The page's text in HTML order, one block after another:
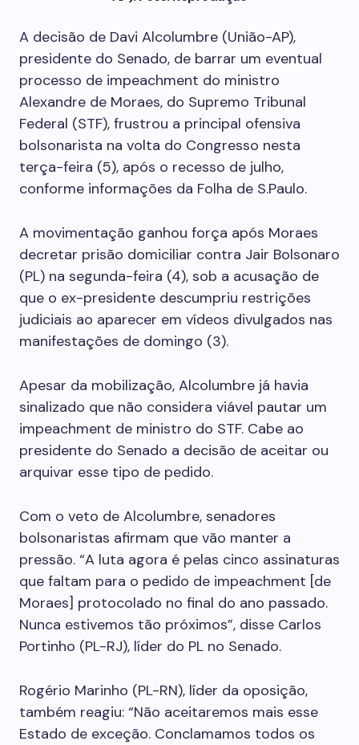
A decisão de Davi Alcolumbre (União-AP),
presidente do Senado, de barrar um eventual
processo de impeachment do ministro
Alexandre de Moraes, do Supremo Tribunal
Federal (STF), frustrou a principal ofensiva
bolsonarista na volta do Congresso nesta
terça-feira (5), após o recesso de julho,
conforme informações da Folha de S.Paulo.
A movimentação ganhou força após Moraes
decretar prisão domiciliar contra Jair Bolsonaro
(PL) na segunda-feira (4), sob a acusação de
que o ex-presidente descumpriu restrições
judiciais ao aparecer em vídeos divulgados nas
manifestações de domingo (3).
Apesar da mobilização, Alcolumbre já havia
sinalizado que não considera viável pautar um
impeachment de ministro do STF. Cabe ao
presidente do Senado a decisão de aceitar ou
arquivar esse tipo de pedido.
Com o veto de Alcolumbre, senadores
bolsonaristas afirmam que vão manter a
pressão. “A luta agora é pelas cinco assinaturas
que faltam para o pedido de impeachment [de
Moraes] protocolado no final do ano passado.
Nunca estivemos tão próximos”, disse Carlos
Portinho (PL-RJ), líder do PL no Senado.
Rogério Marinho (PL-RN), líder da oposição,
também reagiu: “Não aceitaremos mais esse
Estado de exceção. Conclamamos todos os